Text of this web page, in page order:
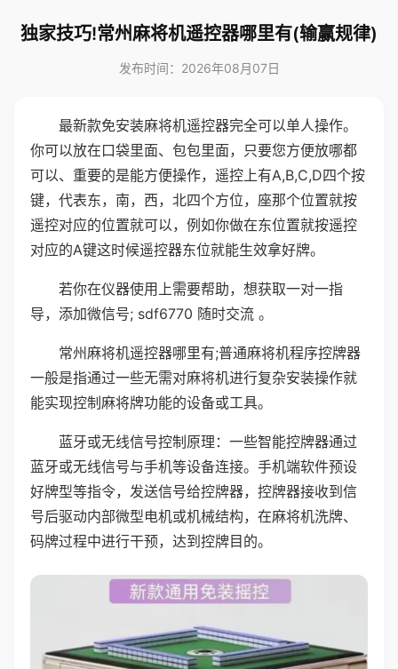
独家技巧!常州麻将机遥控器哪里有(输赢规律)
发布时间：2026年08月07日
最新款免安装麻将机遥控器完全可以单人操作。
你可以放在口袋里面、包包里面，只要您方便放哪都
可以、重要的是能方便操作，遥控上有A,B,C,D四个按
键，代表东，南，西，北四个方位，座那个位置就按
遥控对应的位置就可以，例如你做在东位置就按遥控
对应的A键这时候遥控器东位就能生效拿好牌。
若你在仪器使用上需要帮助，想获取一对一指
导，添加微信号; sdf6770 随时交流 。
常州麻将机遥控器哪里有;普通麻将机程序控牌器
一般是指通过一些无需对麻将机进行复杂安装操作就
能实现控制麻将牌功能的设备或工具。
蓝牙或无线信号控制原理：一些智能控牌器通过
蓝牙或无线信号与手机等设备连接。手机端软件预设
好牌型等指令，发送信号给控牌器，控牌器接收到信
号后驱动内部微型电机或机械结构，在麻将机洗牌、
码牌过程中进行干预，达到控牌目的。